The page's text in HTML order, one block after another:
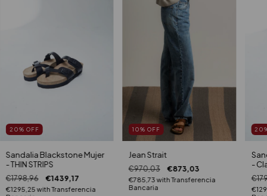
20% OFF
Sandalia Blackstone Mujer
- THIN STRIPS
€1798,96 €1439,17
€1295,25with Transferencia
10% OFF
Jean Strait
€970,03 €873,03
€785,73with Transferencia
Bancaria
20
-